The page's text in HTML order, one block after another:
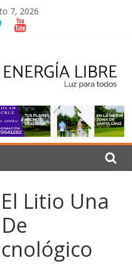
7, 2026
Litio Una